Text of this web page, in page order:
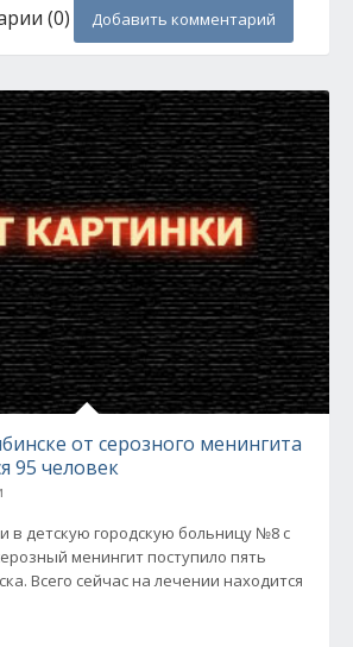
(0) Добавить комментарий
от серозного менингита
95 человек
в детскую городскую больницу №8 с
менингит поступило пять
Всего сейчас на лечении находится